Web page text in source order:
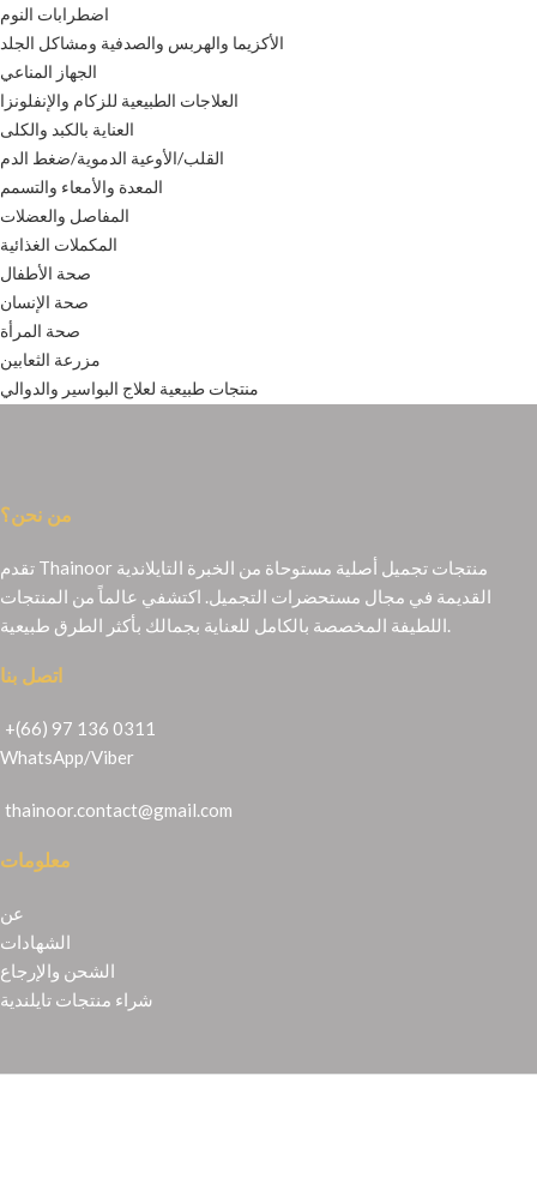
اضطرابات النوم
الأكزيما والهربس والصدفية ومشاكل الجلد
الجهاز المناعي
العلاجات الطبيعية للزكام والإنفلونزا
العناية بالكبد والكلى
القلب/الأوعية الدموية/ضغط الدم
المعدة والأمعاء والتسمم
المفاصل والعضلات
المكملات الغذائية
صحة الأطفال
صحة الإنسان
صحة المرأة
مزرعة الثعابين
منتجات طبيعية لعلاج البواسير والدوالي
من نحن؟
تقدم Thainoor منتجات تجميل أصلية مستوحاة من الخبرة التايلاندية
القديمة في مجال مستحضرات التجميل. اكتشفي عالماً من المنتجات
اللطيفة المخصصة بالكامل للعناية بجمالك بأكثر الطرق طبيعية.
اتصل بنا
+(66) 97 136 0311
WhatsApp/Viber
thainoor.contact@gmail.com
معلومات
عن
الشهادات
الشحن والإرجاع
شراء منتجات تايلندية